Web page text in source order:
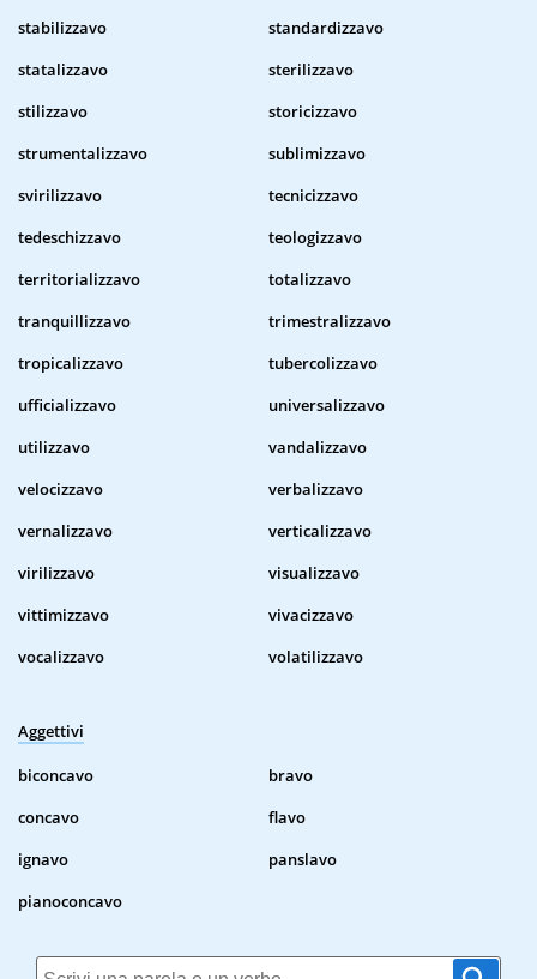
stabilizzavo
standardizzavo
statalizzavo
sterilizzavo
stilizzavo
storicizzavo
strumentalizzavo
sublimizzavo
svirilizzavo
tecnicizzavo
tedeschizzavo
teologizzavo
territorializzavo
totalizzavo
tranquillizzavo
trimestralizzavo
tropicalizzavo
tubercolizzavo
ufficializzavo
universalizzavo
utilizzavo
vandalizzavo
velocizzavo
verbalizzavo
vernalizzavo
verticalizzavo
virilizzavo
visualizzavo
vittimizzavo
vivacizzavo
vocalizzavo
volatilizzavo
Aggettivi
biconcavo
bravo
concavo
flavo
ignavo
panslavo
pianoconcavo